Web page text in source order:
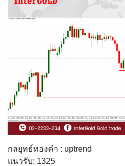
กลยุทธ์ทองคำ : uptrend
แนวรับ: 1325